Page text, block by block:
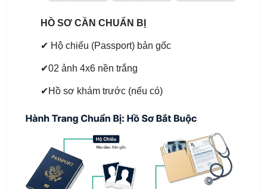
HỒ SƠ CẦN CHUẨN BỊ
✔ Hộ chiếu (Passport) bản gốc
✔02 ảnh 4x6 nền trắng
✔Hồ sơ khám trước (nếu có)